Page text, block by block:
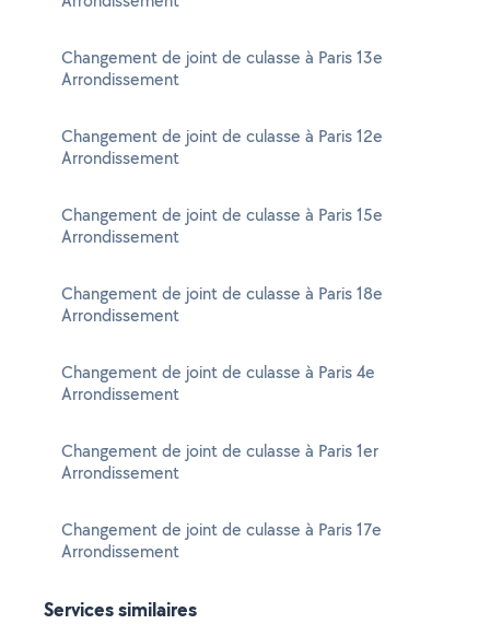
Changement de joint de culasse à Paris 13e
Arrondissement
Changement de joint de culasse à Paris 12e
Arrondissement
Changement de joint de culasse à Paris 15e
Arrondissement
Changement de joint de culasse à Paris 18e
Arrondissement
Changement de joint de culasse à Paris 4e
Arrondissement
Changement de joint de culasse à Paris 1er
Arrondissement
Changement de joint de culasse à Paris 17e
Arrondissement
Services similaires